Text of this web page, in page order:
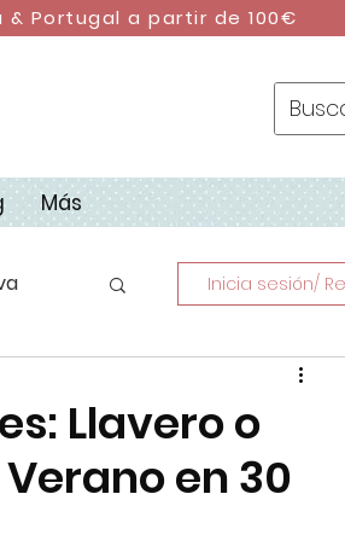
& Portugal a partir de 100€
Más
2023
Inicia sesión/
Llavero o
en 30